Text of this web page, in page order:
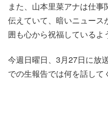
また、山本里菜アナは仕
伝えていて、暗いニュース
囲も心から祝福しているよ
今週日曜日、3月27日に放
での生報告では何を話して